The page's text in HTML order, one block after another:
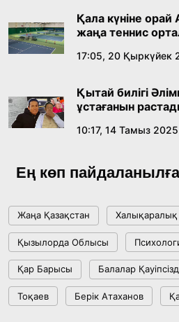
қабылдады
16:27, 23 Шілде 2026
Қазақ тіліндегі «құт»
09:21, 21 Шілде 2026
көзқарастарының
Жасанды интеллект:
ме, әлде бәсекелесі ме?
18:16, 20 Шілде 2026
Қала күніне
жаңа теннис
17:05, 20 Қыркүйек
Қытай билігі
ұстағанын
10:17, 14 Тамыз 2025
Ең көп
Жаңа Қазақстан
Қызылорда Облысы
Қар Барысы Балалар
Тоқаев Берік Атаханов